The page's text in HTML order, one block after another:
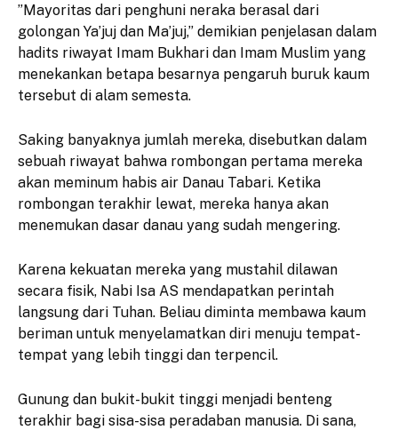
​”Mayoritas dari penghuni neraka berasal dari
golongan Ya’juj dan Ma’juj,” demikian penjelasan dalam
hadits riwayat Imam Bukhari dan Imam Muslim yang
menekankan betapa besarnya pengaruh buruk kaum
tersebut di alam semesta.
​Saking banyaknya jumlah mereka, disebutkan dalam
sebuah riwayat bahwa rombongan pertama mereka
akan meminum habis air Danau Tabari. Ketika
rombongan terakhir lewat, mereka hanya akan
menemukan dasar danau yang sudah mengering.
​Karena kekuatan mereka yang mustahil dilawan
secara fisik, Nabi Isa AS mendapatkan perintah
langsung dari Tuhan. Beliau diminta membawa kaum
beriman untuk menyelamatkan diri menuju tempat-
tempat yang lebih tinggi dan terpencil.
​Gunung dan bukit-bukit tinggi menjadi benteng
terakhir bagi sisa-sisa peradaban manusia. Di sana,